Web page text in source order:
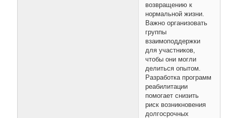
возвращению к
нормальной жизни.
Важно организовать
группы
взаимоподдержки
для участников,
чтобы они могли
делиться опытом.
Разработка программ
реабилитации
помогает снизить
риск возникновения
долгосрочных